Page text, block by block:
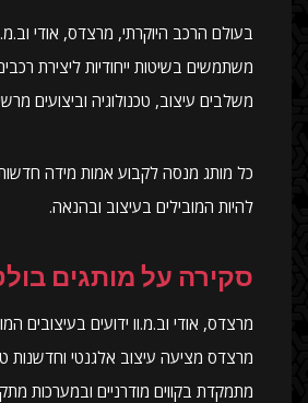
בעולם הרכב היוקרתי, מרצדס, אודי
משתמשים בשיטות ייחודיות ליצירת
משלבים עיצוב, טכנולוגיה וביצועים
כל מותג מנסה לקבוע אמות מידה
להיות המובילים בעיצוב ובהנאה.
סקירה על מותגים
מרצדס, אודי וב.מ.וו ידועים בעיצובים
מרצדס מציעה עיצוב אלגנטי וחדשנות
מתמקדת בקווים מודרניים ובמערכות